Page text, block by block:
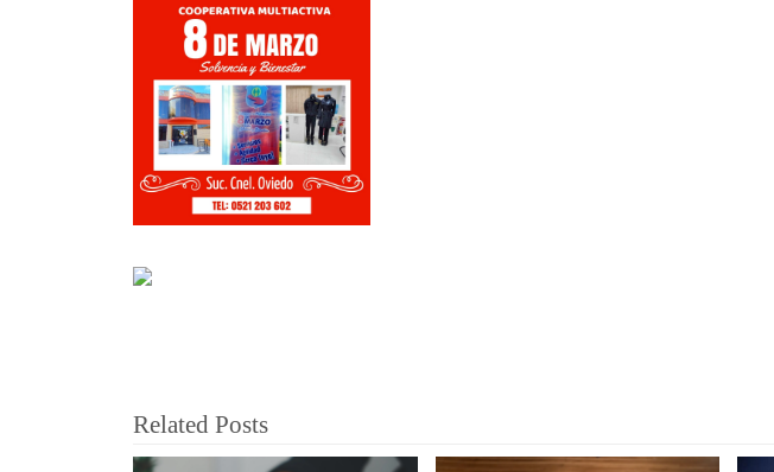
Related Posts